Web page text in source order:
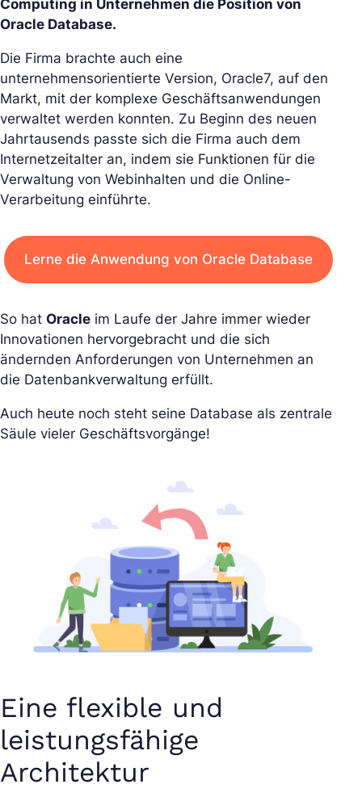
Computing in Unternehmen die Position von
Oracle Database.
Die Firma brachte auch eine
unternehmensorientierte Version, Oracle7, auf den
Markt, mit der komplexe Geschäftsanwendungen
verwaltet werden konnten. Zu Beginn des neuen
Jahrtausends passte sich die Firma auch dem
Internetzeitalter an, indem sie Funktionen für die
Verwaltung von Webinhalten und die Online-
Verarbeitung einführte.
Lerne die Anwendung von Oracle Database
So hat Oracle im Laufe der Jahre immer wieder
Innovationen hervorgebracht und die sich
ändernden Anforderungen von Unternehmen an
die Datenbankverwaltung erfüllt.
Auch heute noch steht seine Database als zentrale
Säule vieler Geschäftsvorgänge!
Eine flexible und
leistungsfähige
Architektur